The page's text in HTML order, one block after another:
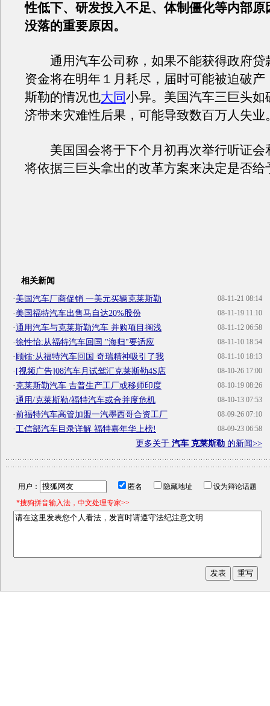
性低下、研发投入不足、体制僵化等内部原
没落的重要原因。
通用汽车公司称，如果不能获得政府贷
资金将在明年１月耗尽，届时可能被迫破产
斯勒的情况也大同小异。美国汽车三巨头如
济带来灾难性后果，可能导致数百万人失业
美国国会将于下个月初再次举行听证会
将依据三巨头拿出的改革方案来决定是否给
相关新闻
08-11-21 08:14
·美国汽车厂商促销 一美元买辆克莱斯勒
08-11-19 11:10
·美国福特汽车出售马自达20%股份
08-11-12 06:58
·通用汽车与克莱斯勒汽车 并购项目搁浅
08-11-10 18:54
·徐性怡:从福特汽车回国 "海归"要适应
08-11-10 18:13
· 顾镭:从福特汽车回国 奇瑞精神吸引了我
08-10-26 17:00
·[视频广告]08汽车月试驾汇克莱斯勒4S店
08-10-19 08:26
·克莱斯勒汽车 吉普生产工厂或移师印度
08-10-13 07:53
·通用/克莱斯勒/福特汽车或合并度危机
08-09-26 07:10
·前福特汽车高管加盟一汽墨西哥合资工厂
08-09-23 06:58
·工信部汽车目录详解 福特嘉年华上榜!
更多关于 汽车 克莱斯勒 的新闻>>
用户： 匿名 隐藏地址
设为辩论话题
*搜狗拼音输入法，中文处理专家>>